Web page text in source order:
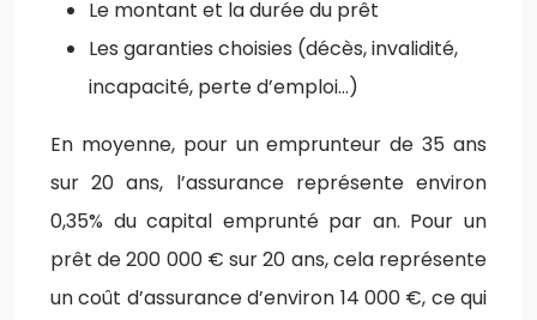
Le montant et la durée du prêt
Les garanties choisies (décès, invalidité,
incapacité, perte d’emploi…)
En moyenne, pour un emprunteur de 35 ans
sur 20 ans, l’assurance représente environ
0,35% du capital emprunté par an. Pour un
prêt de 200 000 € sur 20 ans, cela représente
un coût d’assurance d’environ 14 000 €, ce qui